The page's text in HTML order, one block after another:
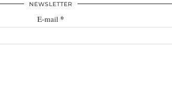
NEWSLETTER
E-mail *